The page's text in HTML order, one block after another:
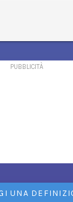
UNA